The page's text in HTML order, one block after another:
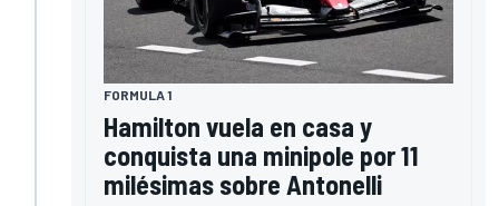
FORMULA 1
Hamilton vuela en casa y
conquista una minipole por 11
milésimas sobre Antonelli